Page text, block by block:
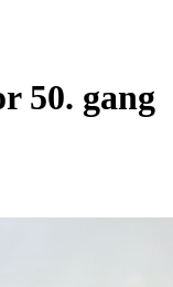
50. gang